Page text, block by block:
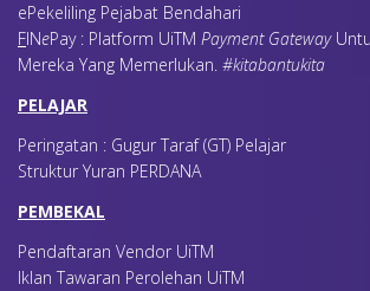
ePekeliling Pejabat Bendahari
FINePay : Platform UiTM Payment Gateway
Mereka Yang Memerlukan. #kitabantukita
PELAJAR
Peringatan : Gugur Taraf (GT) Pelajar
Struktur Yuran PERDANA
PEMBEKAL
Pendaftaran Vendor UiTM
Iklan Tawaran Perolehan UiTM